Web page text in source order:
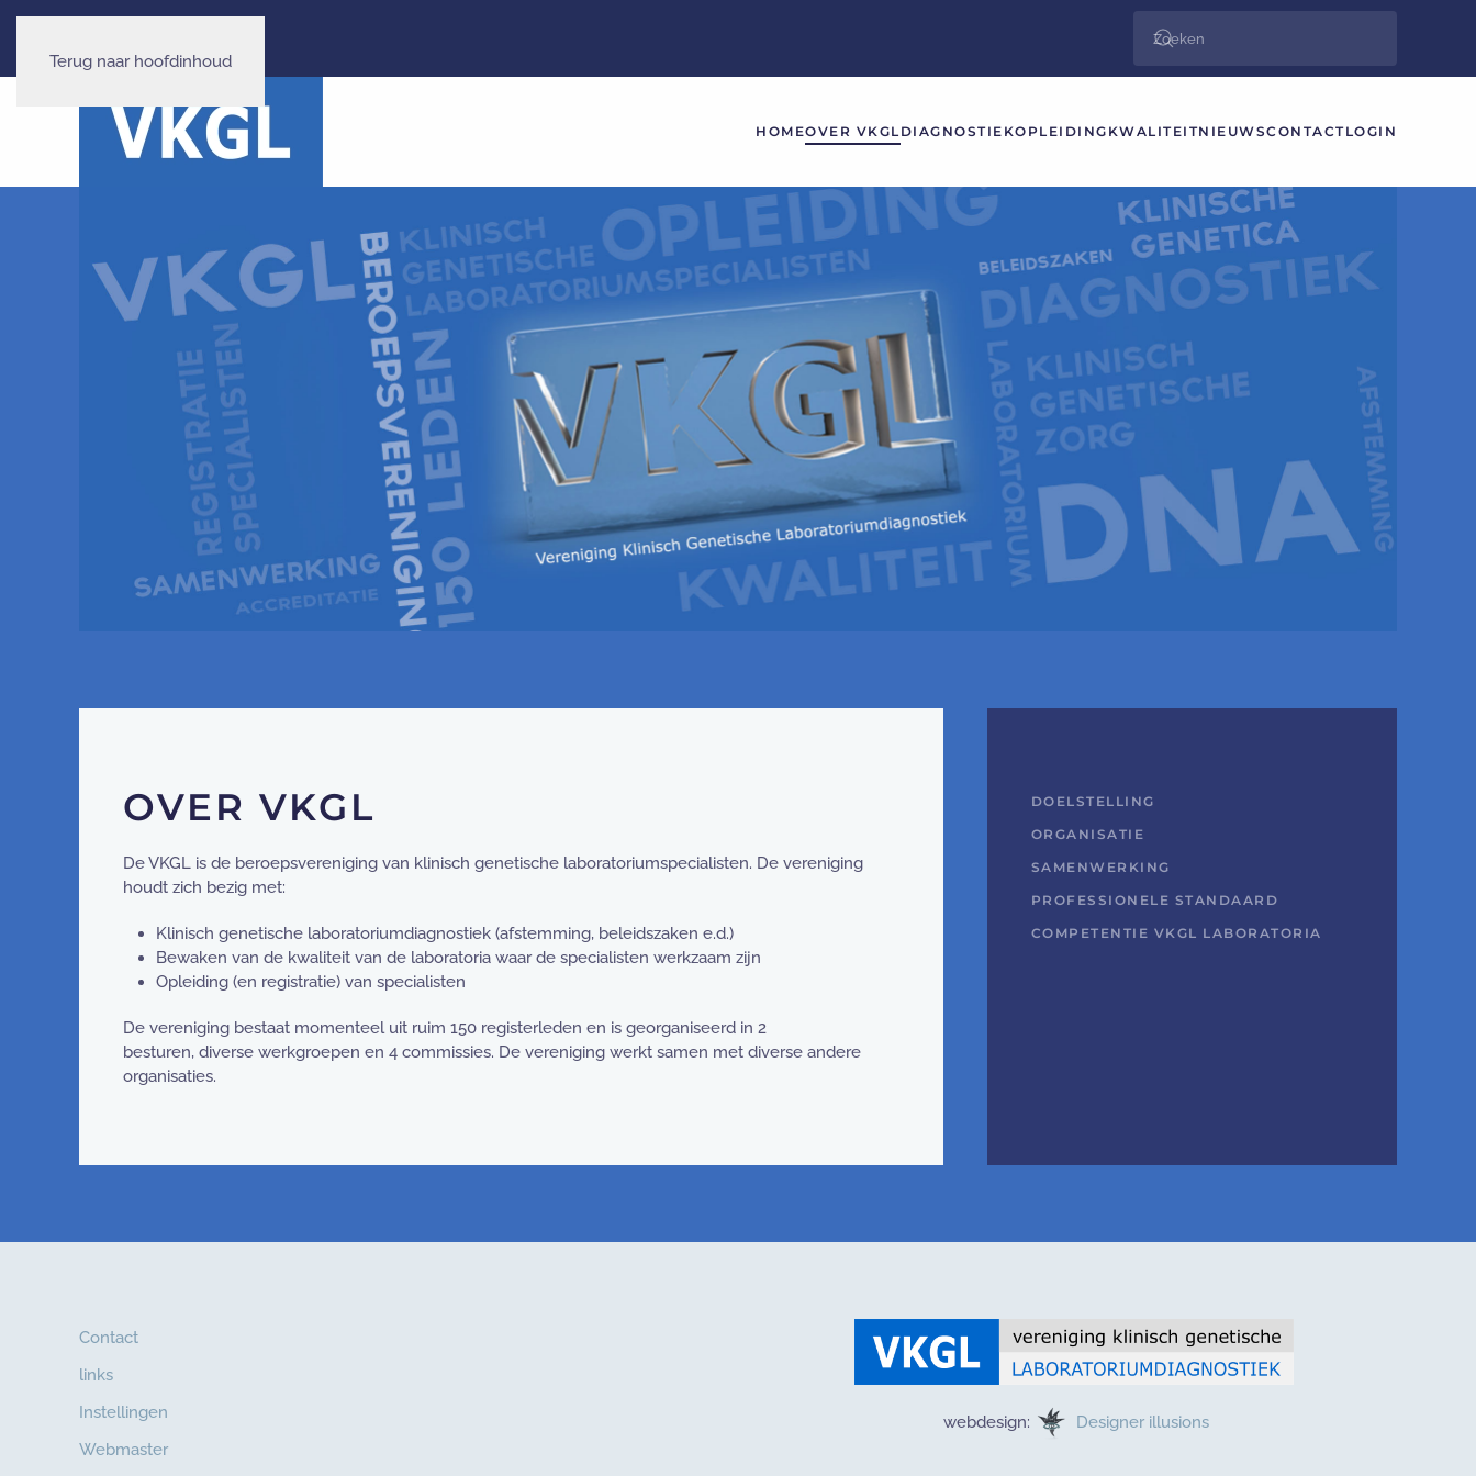
Terug naar hoofdinhoud
HOMEOVER VKGL DIAGNOSTIEKOPLEIDING KWALITEITNIEUWSCONTACTLOGIN
OVER VKGL
De VKGL is de beroepsvereniging van klinisch genetische laboratoriumspecialisten. De vereniging
houdt zich bezig met:
Klinisch genetische laboratoriumdiagnostiek (afstemming, beleidszaken e.d.)
Bewaken van de kwaliteit van de laboratoria waar de specialisten werkzaam zijn
Opleiding (en registratie) van specialisten
De vereniging bestaat momenteel uit ruim 150 registerleden en is georganiseerd in 2
besturen, diverse werkgroepen en 4 commissies. De vereniging werkt samen met diverse andere
organisaties.
DOELSTELLING
ORGANISATIE
SAMENWERKING
PROFESSIONELE STANDAARD
COMPETENTIE VKGL LABORATORIA
Contact
links
Instellingen
Webmaster
webdesign: Designer illusions